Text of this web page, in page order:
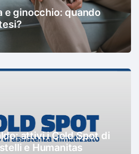
e ginocchio: quando
attivi i Cold Spot di
e Humanitas